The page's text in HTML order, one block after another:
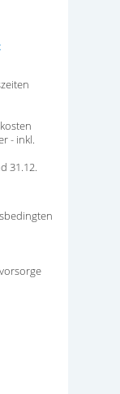
- inkl.
31.12.